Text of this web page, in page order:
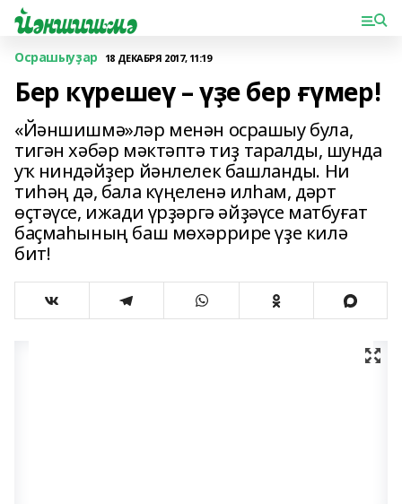
Осрашыуҙар 18 ДЕКАБРЯ 2017, 11:19
Бер күрешеү – үҙе бер ғүмер!
«Йәншишмә»ләр менән осрашыу була,
тигән хәбәр мәктәптә тиҙ таралды, шунда
уҡ ниндәйҙер йәнлелек башланды. Ни
тиһәң дә, бала күңеленә илһам, дәрт
өҫтәүсе, ижади үрҙәргә әйҙәүсе матбуғат
баҫмаһының баш мөхәррире үҙе килә
бит!